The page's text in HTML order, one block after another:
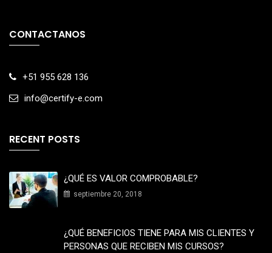
CONTACTANOS
+51 955 628 136
info@certify-e.com
RECENT POSTS
¿QUÉ ES VALOR COMPROBABLE?
septiembre 20, 2018
¿QUÉ BENEFICIOS TIENE PARA MIS CLIENTES Y
PERSONAS QUE RECIBEN MIS CURSOS?